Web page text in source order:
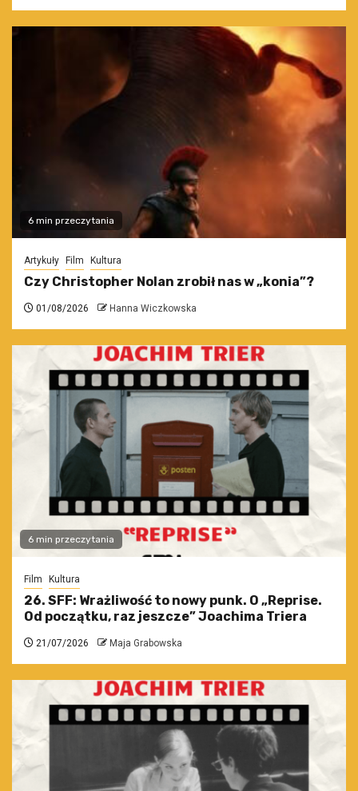
6 min przeczytania
Artykuły Film Kultura
Czy Christopher Nolan zrobił nas w „konia”?
01/08/2026 Hanna Wiczkowska
6 min przeczytania
Film Kultura
26. SFF: Wrażliwość to nowy punk. O „Reprise.
Od początku, raz jeszcze” Joachima Triera
21/07/2026 Maja Grabowska